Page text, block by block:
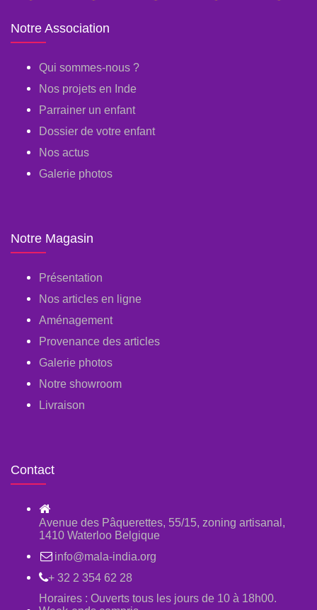
Notre Association
Qui sommes-nous ?
Nos projets en Inde
Parrainer un enfant
Dossier de votre enfant
Nos actus
Galerie photos
Notre Magasin
Présentation
Nos articles en ligne
Aménagement
Provenance des articles
Galerie photos
Notre showroom
Livraison
Contact
Avenue des Pâquerettes, 55/15, zoning artisanal,
1410 Waterloo Belgique
info@mala-india.org
+ 32 2 354 62 28
Horaires : Ouverts tous les jours de 10 à 18h00.